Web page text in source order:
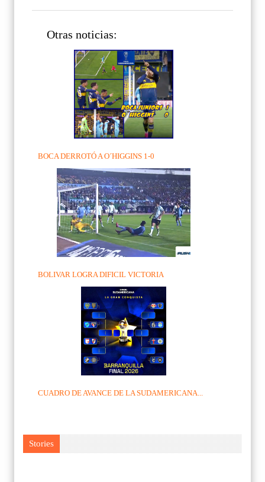
Otras noticias:
BOCA DERROTÓ A O´HIGGINS 1-0
BOLIVAR LOGRA DIFICIL VICTORIA
CUADRO DE AVANCE DE LA SUDAMERICANA...
Stories